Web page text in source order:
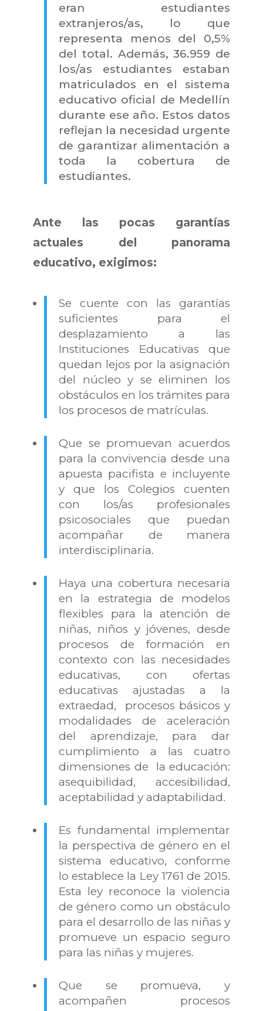
eran estudiantes
extranjeros/as, lo que
representa menos del 0,5%
del total. Además, 36.959 de
los/as estudiantes estaban
matriculados en el sistema
educativo oficial de Medellín
durante ese año. Estos datos
reflejan la necesidad urgente
de garantizar alimentación a
toda la cobertura de
estudiantes.
Ante las pocas garantías
actuales del panorama
educativo, exigimos:
Se cuente con las garantías
suficientes para el
desplazamiento a las
Instituciones Educativas que
quedan lejos por la asignación
del núcleo y se eliminen los
obstáculos en los trámites para
los procesos de matrículas.
Que se promuevan acuerdos
para la convivencia desde una
apuesta pacifista e incluyente
y que los Colegios cuenten
con los/as profesionales
psicosociales que puedan
acompañar de manera
interdisciplinaria.
Haya una cobertura necesaria
en la estrategia de modelos
flexibles para la atención de
niñas, niños y jóvenes, desde
procesos de formación en
contexto con las necesidades
educativas, con ofertas
educativas ajustadas a la
extraedad, procesos básicos y
modalidades de aceleración
del aprendizaje, para dar
cumplimiento a las cuatro
dimensiones de la educación:
asequibilidad, accesibilidad,
aceptabilidad y adaptabilidad.
Es fundamental implementar
la perspectiva de género en el
sistema educativo, conforme
lo establece la Ley 1761 de 2015.
Esta ley reconoce la violencia
de género como un obstáculo
para el desarrollo de las niñas y
promueve un espacio seguro
para las niñas y mujeres.
Que se promueva, y
acompañen procesos